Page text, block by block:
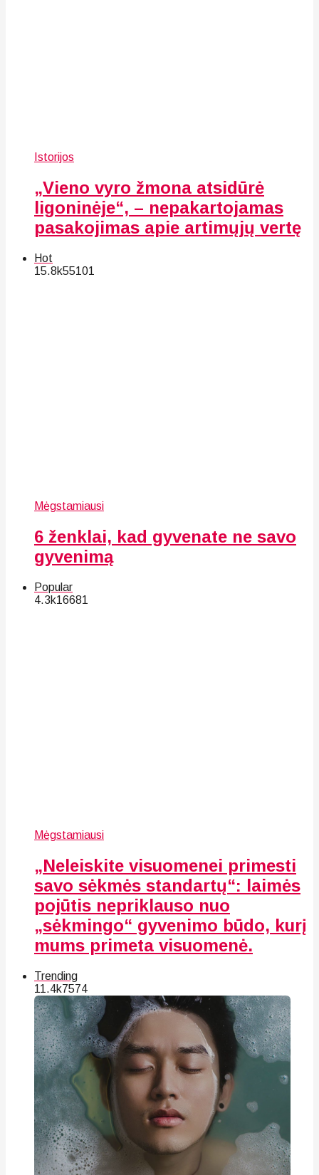
Istorijos
„Vieno vyro žmona atsidūrė
ligoninėje“, – nepakartojamas
pasakojimas apie artimųjų vertę
Hot
15.8k55101
Mėgstamiausi
6 ženklai, kad gyvenate ne savo
gyvenimą
Popular
4.3k16681
Mėgstamiausi
„Neleiskite visuomenei primesti
savo sėkmės standartų“: laimės
pojūtis nepriklauso nuo
„sėkmingo“ gyvenimo būdo, kurį
mums primeta visuomenė.
Trending
11.4k7574